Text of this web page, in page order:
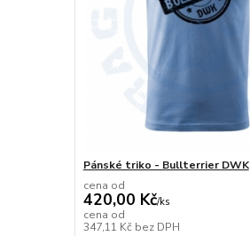
Pánské triko - Bullterrier DWK
cena od
420,00 Kč/ks
cena od
347,11 Kč bez DPH